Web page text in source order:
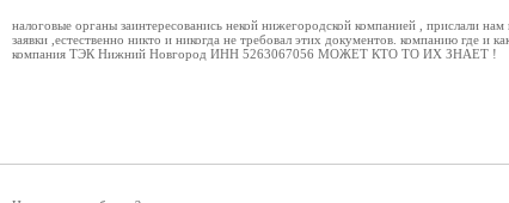
налоговые органы заинтересованись некой нижегородской компанией , прислали
заявки ,естественно никто и никогда не требовал этих документов. компанию где и
компания ТЭК Нижний Новгород ИНН 5263067056 МОЖЕТ КТО ТО ИХ ЗНАЕТ !